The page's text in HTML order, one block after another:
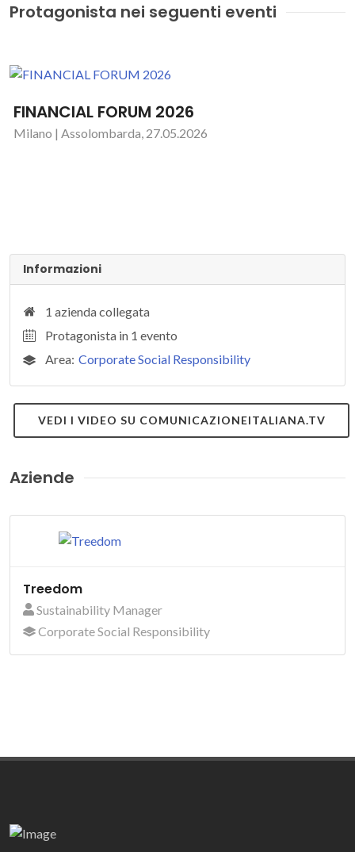
Protagonista nei seguenti eventi
FINANCIAL FORUM 2026
Milano | Assolombarda, 27.05.2026
Informazioni
1 azienda collegata
Protagonista in 1 evento
Area: Corporate Social Responsibility
VEDI I VIDEO SU COMUNICAZIONEITALIANA.TV
Aziende
Treedom
Sustainability Manager
Corporate Social Responsibility